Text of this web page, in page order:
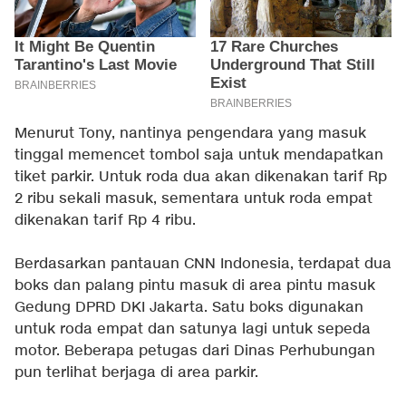
Menurut Tony, nantinya pengendara yang masuk
tinggal memencet tombol saja untuk mendapatkan
tiket parkir. Untuk roda dua akan dikenakan tarif Rp
2 ribu sekali masuk, sementara untuk roda empat
dikenakan tarif Rp 4 ribu.
Berdasarkan pantauan CNN Indonesia, terdapat dua
boks dan palang pintu masuk di area pintu masuk
Gedung DPRD DKI Jakarta. Satu boks digunakan
untuk roda empat dan satunya lagi untuk sepeda
motor. Beberapa petugas dari Dinas Perhubungan
pun terlihat berjaga di area parkir.